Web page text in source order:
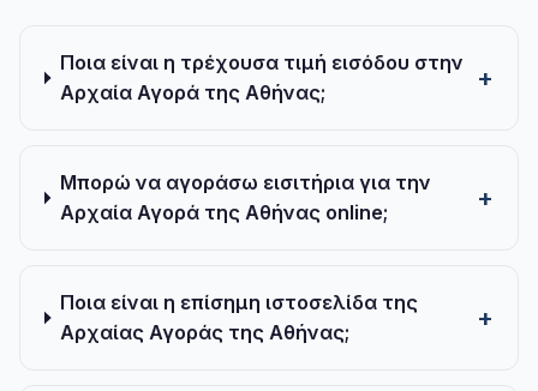
Ποια είναι η τρέχουσα τιμή εισόδου στην
Αρχαία Αγορά της Αθήνας;
Μπορώ να αγοράσω εισιτήρια για την
Αρχαία Αγορά της Αθήνας online;
Ποια είναι η επίσημη ιστοσελίδα της
Αρχαίας Αγοράς της Αθήνας;